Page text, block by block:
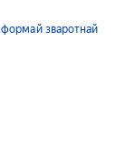
формай зваротнай